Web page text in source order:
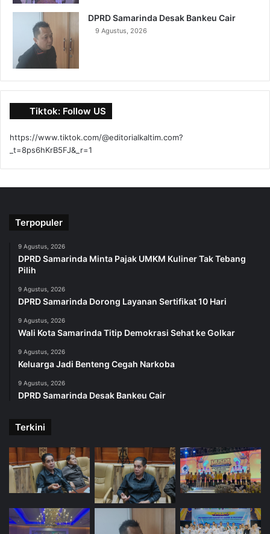
DPRD Samarinda Desak Bankeu Cair
9 Agustus, 2026
Tiktok: Follow US
https://www.tiktok.com/@editorialkaltim.com?
_t=8ps6hKrB5FJ&_r=1
Terpopuler
9 Agustus, 2026
DPRD Samarinda Minta Pajak UMKM Kuliner Tak Tebang
Pilih
9 Agustus, 2026
DPRD Samarinda Dorong Layanan Sertifikat 10 Hari
9 Agustus, 2026
Wali Kota Samarinda Titip Demokrasi Sehat ke Golkar
9 Agustus, 2026
Keluarga Jadi Benteng Cegah Narkoba
9 Agustus, 2026
DPRD Samarinda Desak Bankeu Cair
Terkini